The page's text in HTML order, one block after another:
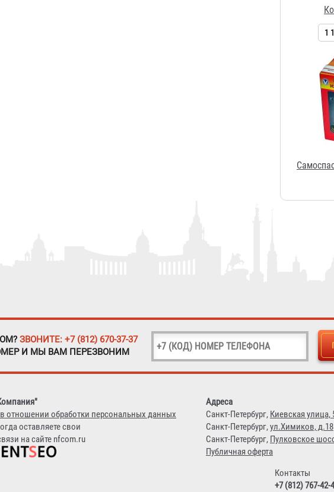
1
ЗВОНИТЕ: +7 (812) 670-37-37
И МЫ ВАМ ПЕРЕЗВОНИМ
отношении обработки персональных данных
оставляете свои
на сайте nfcom.ru
Адреса
Санкт-Петербург, Киевская улица,
Санкт-Петербург,ул.Химиков, д.18
Санкт-Петербург, Пулковское
Публичная оферта
Контакты
+7 (812) 767-42-